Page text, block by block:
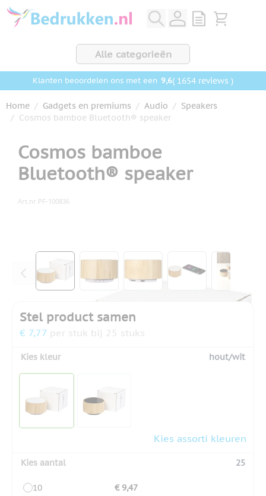
Ga naar de inhoud
View quote,
Bekijk
Alle categorieën
Klanten beoordelen ons met een 9,6( 1654 reviews )
Home / Gadgets en premiums / Audio / Speakers
/ Cosmos bamboe Bluetooth® speaker
Cosmos bamboe
Bluetooth® speaker
Art.nr. PF-100836
View larger image
View larger imageView larger image
Stel product samen
€ 7,77 per stuk bij 25 stuks
Kies kleur hout/wit
Kies assorti kleuren
Kies aantal 25
10
€ 9,47